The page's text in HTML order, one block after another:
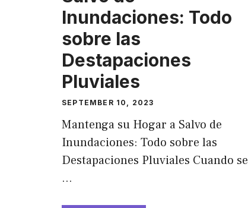
Inundaciones: Todo
sobre las
Destapaciones
Pluviales
SEPTEMBER 10, 2023
Mantenga su Hogar a Salvo de
Inundaciones: Todo sobre las
Destapaciones Pluviales Cuando se
…